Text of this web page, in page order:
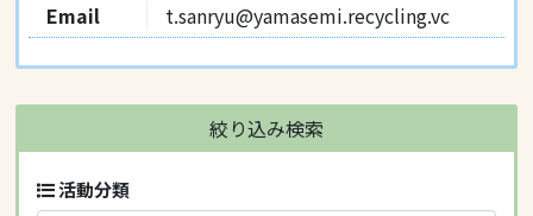
Email
t.sanryu@yamasemi.recycling.vc
絞り込み検索
活動分類